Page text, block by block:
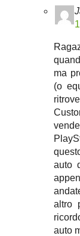
ma
(o
auto
altro
auto